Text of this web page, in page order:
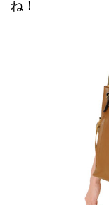
ね！